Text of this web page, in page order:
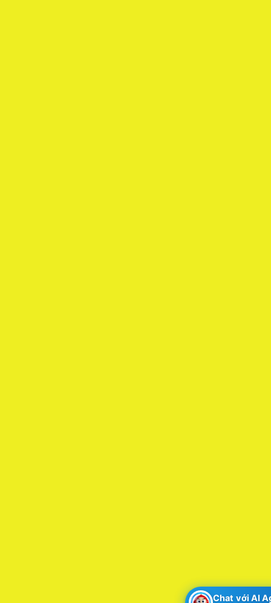
Chat với AI